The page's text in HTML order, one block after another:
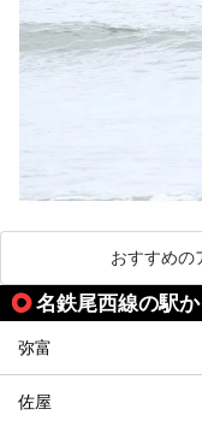
おすすめの
名鉄尾西線の駅
弥富
佐屋